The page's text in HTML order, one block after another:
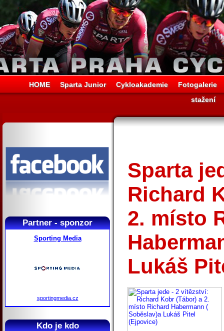
HOME Sparta Junior Cykloakademie
Fotogalerie
stažení
Partner - sponzor
Sporting Media
sportingmedia.cz
Kdo je kdo
Sparta
Richard
2. místo
Lukáš